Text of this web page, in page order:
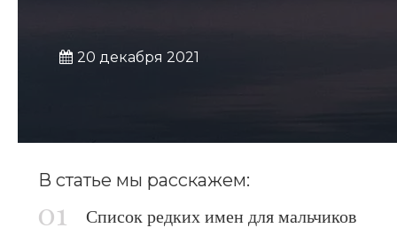
20 декабря 2021
В статье мы расскажем:
Список редких имен для мальчиков